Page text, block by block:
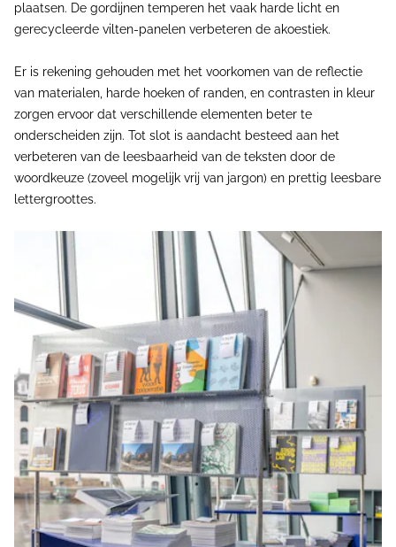
plaatsen. De gordijnen temperen het vaak harde licht en
gerecycleerde vilten-panelen verbeteren de akoestiek.
Er is rekening gehouden met het voorkomen van de reflectie
van materialen, harde hoeken of randen, en contrasten in kleur
zorgen ervoor dat verschillende elementen beter te
onderscheiden zijn. Tot slot is aandacht besteed aan het
verbeteren van de leesbaarheid van de teksten door de
woordkeuze (zoveel mogelijk vrij van jargon) en prettig leesbare
lettergroottes.